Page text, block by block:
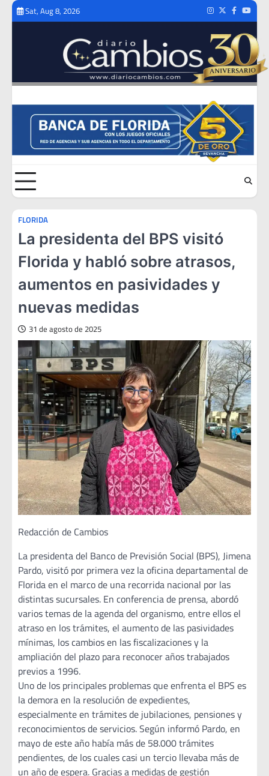
Skip
Sat, Aug 8, 2026 Instagram
TwitterFacebook
FLORIDA
La presidenta del BPS visitó
Florida y habló sobre atrasos,
aumentos en pasividades y
nuevas medidas
31 de agosto de 2025
Redacción de Cambios
La presidenta del Banco de Previsión Social (BPS), Jimena
Pardo, visitó por primera vez la oficina departamental de
Florida en el marco de una recorrida nacional por las
distintas sucursales. En conferencia de prensa, abordó
varios temas de la agenda del organismo, entre ellos el
atraso en los trámites, el aumento de las pasividades
mínimas, los cambios en las fiscalizaciones y la
ampliación del plazo para reconocer años trabajados
previos a 1996.
Uno de los principales problemas que enfrenta el BPS es
la demora en la resolución de expedientes,
especialmente en trámites de jubilaciones, pensiones y
reconocimientos de servicios. Según informó Pardo, en
mayo de este año había más de 58.000 trámites
pendientes, de los cuales casi un tercio llevaba más de
un año de espera. Gracias a medidas de gestión